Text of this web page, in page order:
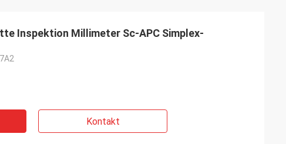
Inspektion Millimeter Sc-APC Simplex-
Kontakt